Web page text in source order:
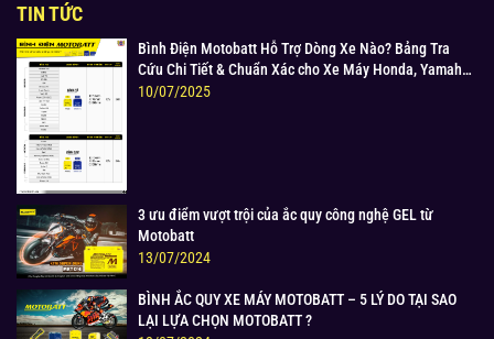
TIN TỨC
Bình Điện Motobatt Hỗ Trợ Dòng Xe Nào? Bảng Tra
Cứu Chi Tiết & Chuẩn Xác cho Xe Máy Honda, Yamaha,
Suzuki và Hơn thế nữa
10/07/2025
3 ưu điểm vượt trội của ắc quy công nghệ GEL từ
Motobatt
13/07/2024
BÌNH ẮC QUY XE MÁY MOTOBATT – 5 LÝ DO TẠI SAO
LẠI LỰA CHỌN MOTOBATT ?